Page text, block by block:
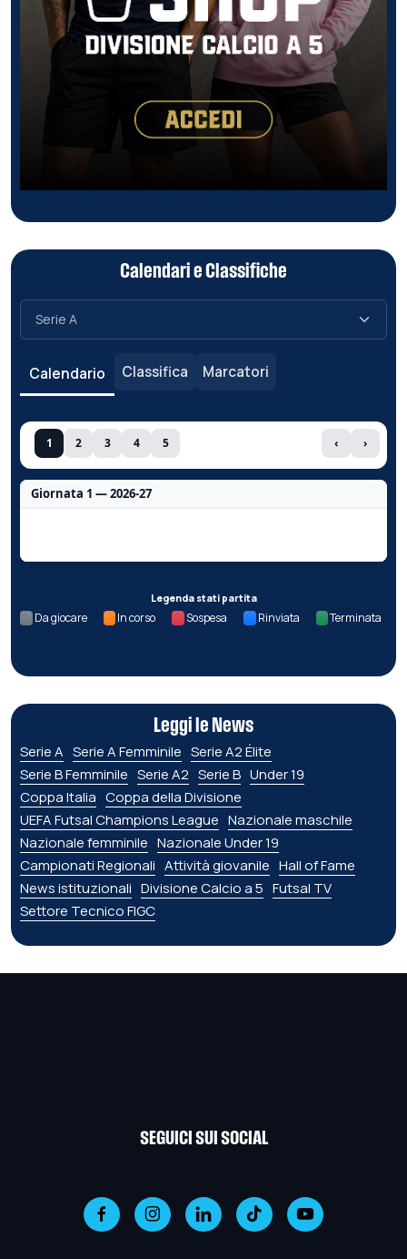
Calendari e Classifiche
Calendario Classifica Marcatori
1 2 3 4 5 ‹ ›
Giornata 1 — 2026-27
Legenda stati partita
Da giocare In corso Sospesa Rinviata Terminata
Leggi le News
Serie A Serie A Femminile Serie A2 Élite
Serie B Femminile Serie A2 Serie B Under 19
Coppa Italia Coppa della Divisione
UEFA Futsal Champions League Nazionale maschile
Nazionale femminile Nazionale Under 19
Campionati Regionali Attività giovanile Hall of Fame
News istituzionali Divisione Calcio a 5 Futsal TV
Settore Tecnico FIGC
SEGUICI SUI SOCIAL